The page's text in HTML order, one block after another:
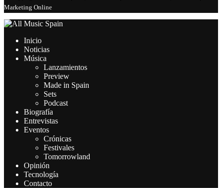
Marketing Online
Inicio
Noticias
Música
Lanzamientos
Preview
Made in Spain
Sets
Podcast
Biografía
Entrevistas
Eventos
Crónicas
Festivales
Tomorrowland
Opinión
Tecnología
Contacto